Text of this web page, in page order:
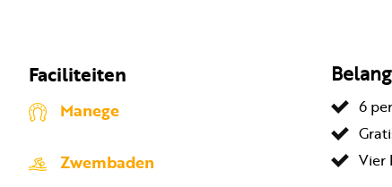
Faciliteiten
Manege
Zwembaden
6
Vier